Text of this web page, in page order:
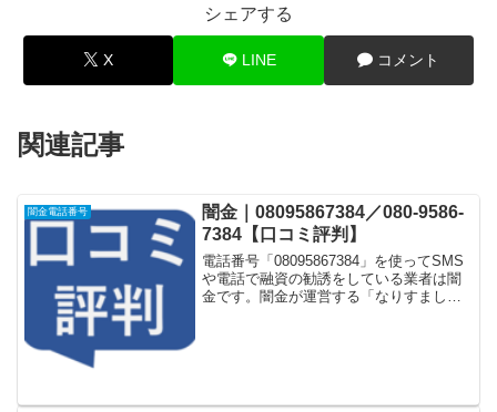
シェアする
X LINE コメント
関連記事
闇金電話番号
闇金｜08095867384／080-9586-
7384【口コミ評判】
電話番号「08095867384」を使ってSMS
や電話で融資の勧誘をしている業者は闇
金です。闇金が運営する「なりすまし金